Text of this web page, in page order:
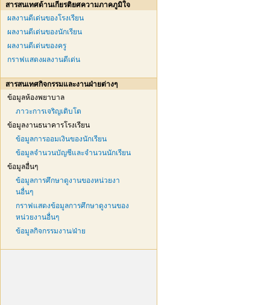
สารสนเทศด้านเกียรติยศความภาคภูมิใจ
ผลงานดีเด่นของโรงเรียน
ผลงานดีเด่นของนักเรียน
ผลงานดีเด่นของครู
กราฟแสดงผลงานดีเด่น
สารสนเทศกิจกรรมและงานฝ่ายต่างๆ
ข้อมูลห้องพยาบาล
ภาวะการเจริญเติบโต
ข้อมูลงานธนาคารโรงเรียน
ข้อมูลการออมเงินของนักเรียน
ข้อมูลจำนวนบัญชีและจำนวนนักเรียน
ข้อมูลอื่นๆ
ข้อมูลการศึกษาดูงานของหน่วยงา
นอื่นๆ
กราฟแสดงข้อมูลการศึกษาดูงานของ
หน่วยงานอื่นๆ
ข้อมูลกิจกรรมงาน/ฝ่าย